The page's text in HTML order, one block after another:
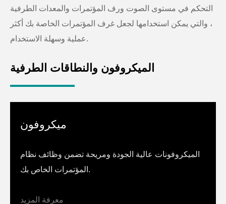
التحكم في مستوى الصوت ورف المؤتمرات والمعدات الطرفية
، والتي يمكن استخدامها لجعل غرف المؤتمرات الخاصة بك أكثر
عملية وسهلة الاستخدام.
الميكروفون والنطاقات الطرفية
ميكروفون
الميكروفونات عالية الجودة ومريحة تضمن وظائف نظام
المؤتمرات الخاص بك.
معرفة المزيد